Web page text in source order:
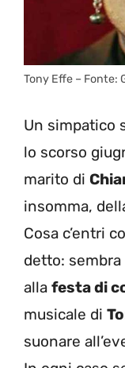
Tony Effe – Fonte:
Un simpatico
lo scorso
marito di
insomma,
Cosa c’entri
detto:
alla festa di
musicale di
suonare